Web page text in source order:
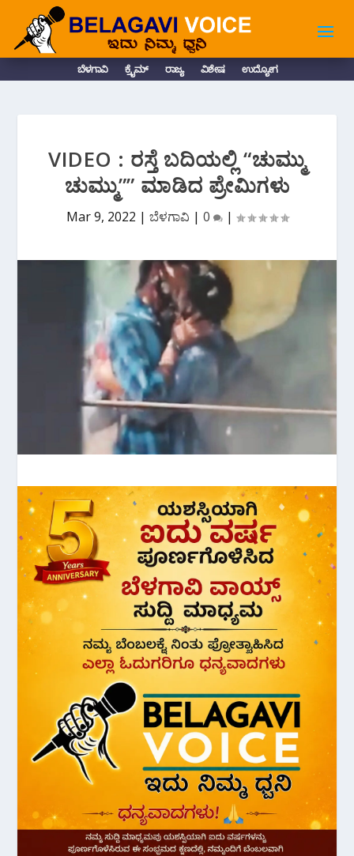
ಬೆಳಗಾವಿ ಕ್ರೈಮ್ ರಾಜ್ಯ ವಿಶೇಷ ಉದ್ಯೋಗ
VIDEO : ರಸ್ತೆ ಬದಿಯಲ್ಲಿ “ಚುಮ್ಮು
ಚುಮ್ಮು”” ಮಾಡಿದ ಪ್ರೇಮಿಗಳು
Mar 9, 2022 | ಬೆಳಗಾವಿ | 0 |